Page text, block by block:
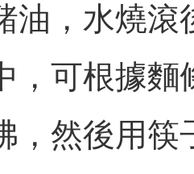
油，水燒滾
，可根據麵
，然後用筷